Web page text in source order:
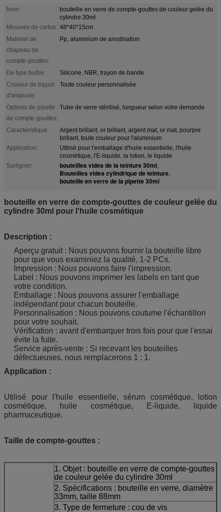
Nom:
bouteille en verre de compte-gouttes de couleur gelée du
cylindre 30ml
Mesures de carton: 48*40*15cm
Matériel de
chapeau de
compte-gouttes:
Pp, aluminium de anodisation
De type bulbe:
Silicone, NBR, trayon de bande
Couleur de trayon
d'ampoule:
Toute couleur personnalisée
Options de pipette
de compte-gouttes:
Tube de verre stérilisé, longueur selon votre demande
Caractéristique:
Argent brillant, or brillant, argent mat, or mat, pourpre
brillant, toute couleur pour l'aluminium
Application:
Utilisé pour l'emballage d'huile essentielle, l'huile
cosmétique, l'E-liquide, la lotion, le liquide
Surligner:
bouteilles vides de la teinture 30ml,
Bouteilles vides cylindrique de teinture,
bouteille en verre de la pipette 30ml
bouteille en verre de compte-gouttes de couleur gelée du
cylindre 30ml pour l'huile cosmétique
Description :
Aperçu gratuit : Nous pouvons fournir la bouteille libre
pour que vous examiniez la qualité, 1-2 PCs.
Impression : Nous pouvons faire l'impression.
Label : Nous pouvons imprimer les labels en tant que
votre condition.
Emballage : Nous pouvons assurer l'emballage
indépendant pour chacun bouteille.
Personnalisation : Nous pouvons coutume l'échantillon
pour votre souhait.
Vérification : avant d'embarquer trois fois pour que l'essai
évite la fuite.
Service après-vente : Si recevant les bouteilles
défectueuses, nous remplacerons 1 : 1.
Application :
Utilisé pour l'huile essentielle, sérum cosmétique, lotion
cosmétique, huile cosmétique, E-liquide, liquide
pharmaceutique.
Taille de compte-gouttes :
1. Objet : bouteille en verre de compte-gouttes
de couleur gelée du cylindre 30ml
2. Spécifications : bouteille en verre, diamètre
33mm, taille 88mm
3. Type de fermeture : cou de vis